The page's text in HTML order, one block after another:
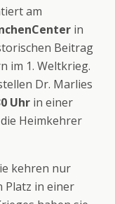
am
in
Beitrag
im 1. Weltkrieg.
Dr. Marlies
Uhr in einer
Heimkehrer
kehren nur
Platz in einer